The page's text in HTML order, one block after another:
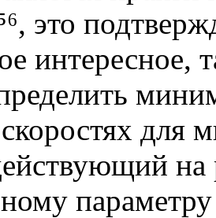
это
интересное,
для
на